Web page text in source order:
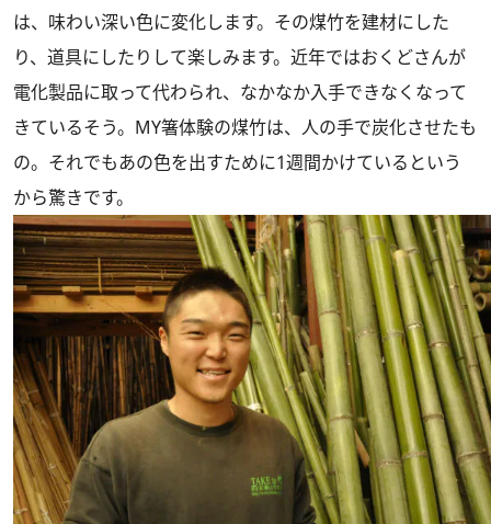
は、味わい深い色に変化します。その煤竹を建材にした
り、道具にしたりして楽しみます。近年ではおくどさんが
電化製品に取って代わられ、なかなか入手できなくなって
きているそう。MY箸体験の煤竹は、人の手で炭化させたも
の。それでもあの色を出すために1週間かけているという
から驚きです。